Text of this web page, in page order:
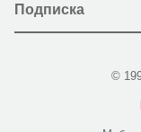
Подписка
©